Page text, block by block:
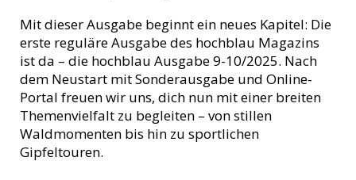
Mit dieser Ausgabe beginnt ein neues Kapitel: Die
erste reguläre Ausgabe des hochblau Magazins
ist da – die hochblau Ausgabe 9-10/2025. Nach
dem Neustart mit Sonderausgabe und Online-
Portal freuen wir uns, dich nun mit einer breiten
Themenvielfalt zu begleiten – von stillen
Waldmomenten bis hin zu sportlichen
Gipfeltouren.